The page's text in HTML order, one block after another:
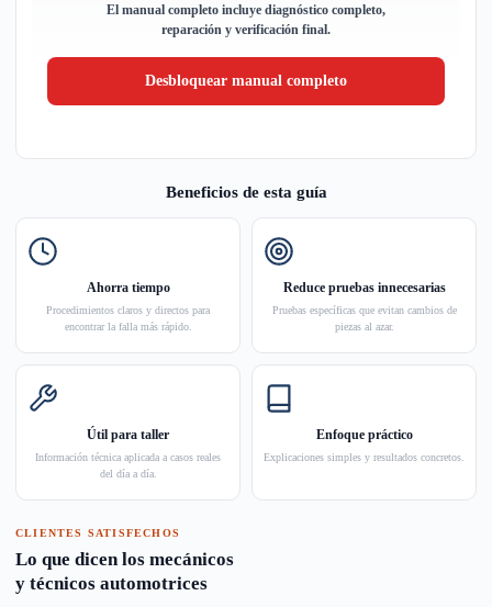
El manual completo incluye diagnóstico completo,
reparación y verificación final.
Desbloquear manual completo
Beneficios de esta guía
Ahorra tiempo
Procedimientos claros y directos para
encontrar la falla más rápido.
Reduce pruebas innecesarias
Pruebas específicas que evitan cambios de
piezas al azar.
Útil para taller
Información técnica aplicada a casos reales
del día a día.
Enfoque práctico
Explicaciones simples y resultados concretos.
CLIENTES SATISFECHOS
Lo que dicen los mecánicos
y técnicos automotrices